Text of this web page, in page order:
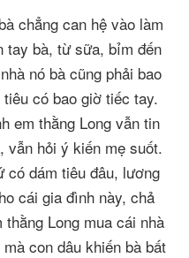
chẳng can hệ vào làm
tay bà, từ sữa, bỉm đến
nó bà cũng phải bao
có bao giờ tiếc tay.
em thằng Long vẫn tin
vẫn hỏi ý kiến mẹ suốt.
có dám tiêu đâu, lương
cái gia đình này, chả
Long mua cái nhà
con dâu khiến bà bất